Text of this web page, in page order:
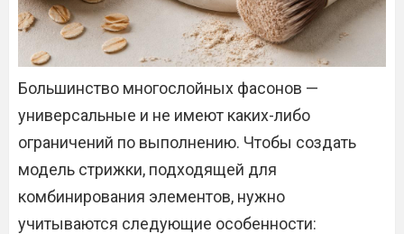
Большинство многослойных фасонов —
универсальные и не имеют каких-либо
ограничений по выполнению. Чтобы создать
модель стрижки, подходящей для
комбинирования элементов, нужно
учитываются следующие особенности: